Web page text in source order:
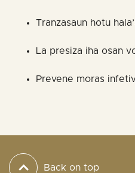
Tranzasaun hotu
La presiza iha osan
Prevene moras
Back on top